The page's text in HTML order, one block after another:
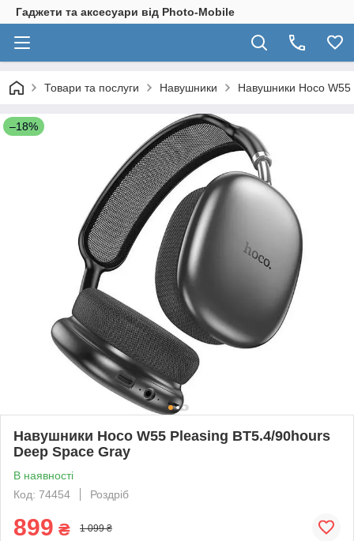
Гаджети та аксесуари від Photo-Mobile
Товари та послуги Навушники Навушники Hoco
–18%
Навушники Hoco W55 Pleasing BT5.4/90hours
Deep Space Gray
В наявності
Код: 74454
Роздріб
899 ₴ 1 099 ₴